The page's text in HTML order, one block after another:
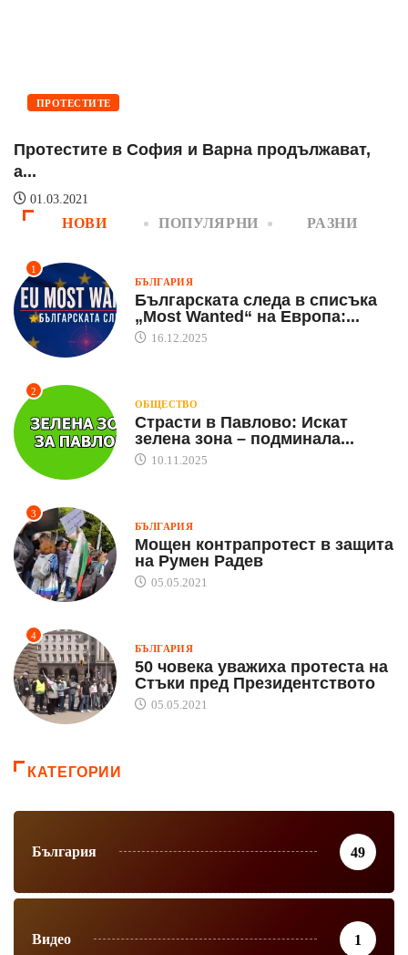
ПРОТЕСТИТЕ
Протестите в София и Варна продължават,
а...
01.03.2021
НОВИ ПОПУЛЯРНИ РАЗНИ
1
БЪЛГАРИЯ
Българската следа в списъка
„Most Wanted“ на Европа:...
16.12.2025
2
ОБЩЕСТВО
Страсти в Павлово: Искат
зелена зона – подминала...
10.11.2025
3
БЪЛГАРИЯ
Мощен контрапротест в защита
на Румен Радев
05.05.2021
4
БЪЛГАРИЯ
50 човека уважиха протеста на
Стъки пред Президентството
05.05.2021
КАТЕГОРИИ
България 49
Видео 1